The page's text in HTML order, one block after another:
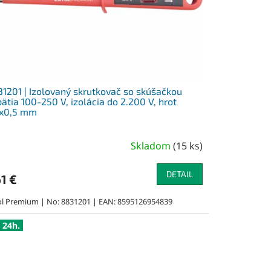
| Izolovaný skrutkovač so skúšačkou
100-250 V, izolácia do 2.200 V, hrot
mm
Skladom (15 ks)
€ DETAIL
Premium | No: 8831201 | EAN: 8595126954839
24h.